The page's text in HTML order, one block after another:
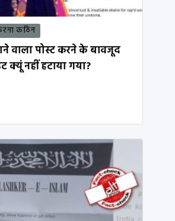
कठिन
वाला पोस्ट करने के बावजूद
क्यूं नहीं हटाया गया?